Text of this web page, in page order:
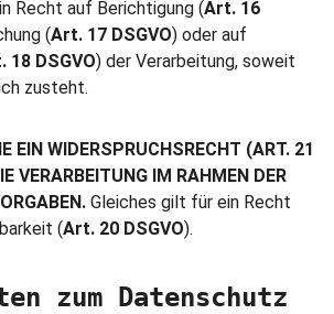
Recht auf Berichtigung (Art. 16
(Art. 17 DSGVO) oder auf
18 DSGVO) der Verarbeitung, soweit
zusteht.
EIN WIDERSPRUCHSRECHT (ART. 21
VERARBEITUNG IM RAHMEN DER
Gleiches gilt für ein Recht
(Art. 20 DSGVO).
zum Datenschutz